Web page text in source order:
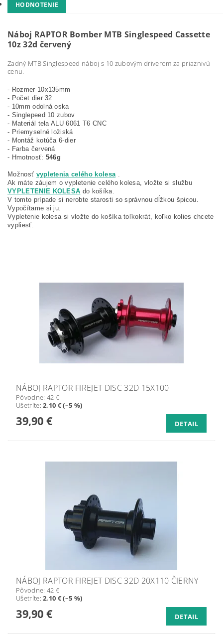
HODNOTENIE
Náboj RAPTOR Bomber MTB Singlespeed Cassette
10z 32d červený
Zadný MTB Singlespeed náboj s 10 zubovým driverom za priaznivú
cenu.
- Rozmer 10x135mm
- Počet dier 32
- 10mm odolná oska
- Singlepeed 10 zubov
- Materiál tela ALU 6061 T6 CNC
- Priemyselné ložiská
- Montáž kotúča 6-dier
- Farba červená
- Hmotnosť: 546g
Možnosť vypletenia celého kolesa.
Ak máte záujem o vypletenie celého kolesa, vložte si službu
VYPLETENIE KOLESA do košíka.
V tomto prípade si nerobte starosti so správnou dĺžkou špicou.
Vypočítame si ju.
Vypletenie kolesa si vložte do košíka toľkokrát, koľko kolies chcete
vypliesť.
NÁBOJ RAPTOR FIREJET DISC 32D 15X100
Pôvodne: 42 €
Ušetríte:2,10 € (–5 %)
39,90 € DETAIL
NÁBOJ RAPTOR FIREJET DISC 32D 20X110 ČIERNY
Pôvodne: 42 €
Ušetríte:2,10 € (–5 %)
39,90 € DETAIL